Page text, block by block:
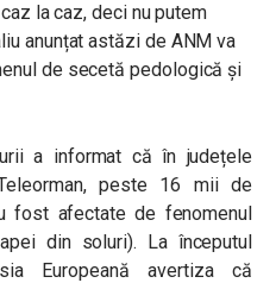
la caz, deci nu putem
anunțat astăzi de ANM va
de secetă pedologică și
a informat că în județele
peste 16 mii de
fost afectate de fenomenul
din soluri). La începutul
Europeană avertiza că